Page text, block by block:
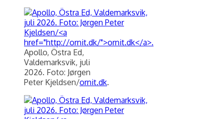
Apollo, Östra Ed,
Valdemarksvik, juli
2026. Foto: Jørgen
Peter Kjeldsen/ornit.dk.